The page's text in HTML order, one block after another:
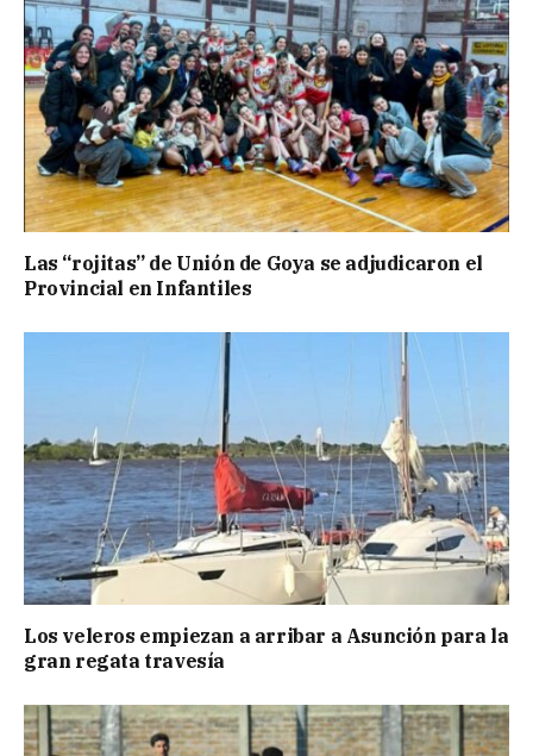
Las “rojitas” de Unión de Goya se adjudicaron el
Provincial en Infantiles
Los veleros empiezan a arribar a Asunción para la
gran regata travesía